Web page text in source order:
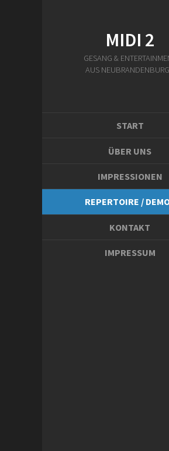
MIDI 2
GESANG &
AUS NEUBRANDENBURG
START
ÜBER UNS
IMPRESSIONEN
REPERTOIRE /
KONTAKT
IMPRESSUM